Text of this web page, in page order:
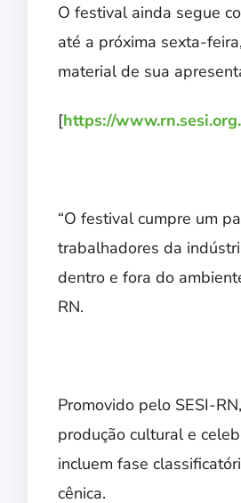
O festival ainda segue
até a próxima sexta-
material de sua
[https://
“O festival cumpre um
trabalhadores da
dentro e fora do
RN.
Promovido pelo SESI-
produção cultural e
incluem fase
cênica.